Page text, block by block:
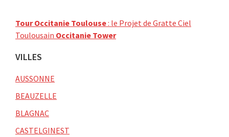
Tour Occitanie Toulouse: le Projet de Gratte Ciel
Toulousain Occitanie Tower
VILLES
AUSSONNE
BEAUZELLE
BLAGNAC
CASTELGINEST